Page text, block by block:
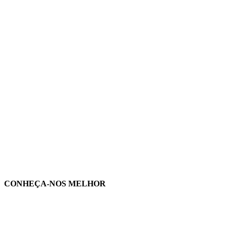
CONHEÇA-NOS MELHOR